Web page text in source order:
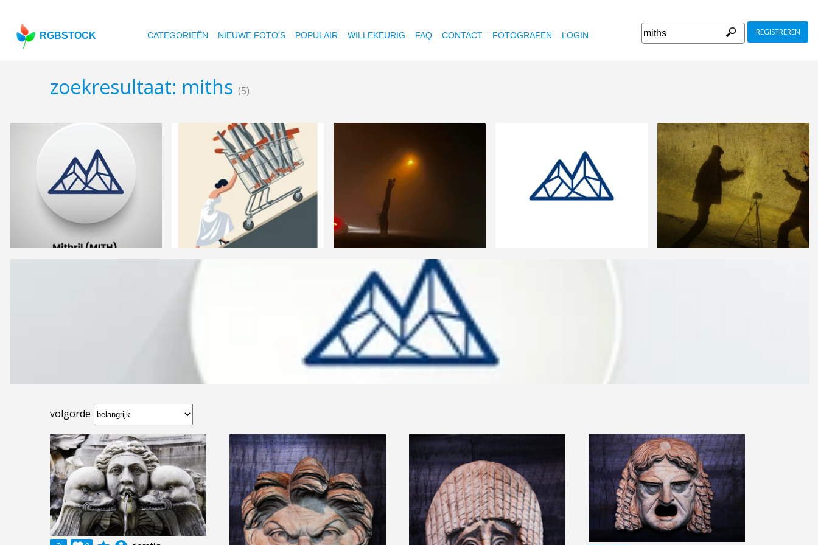
RGBSTOCK CATEGORIEËN NIEUWE FOTO'S POPULAIR WILLEKEURIG FAQ CONTACT FOTOGRAFEN LOGIN REGISTREREN
zoekresultaat: miths (5)
volgorde